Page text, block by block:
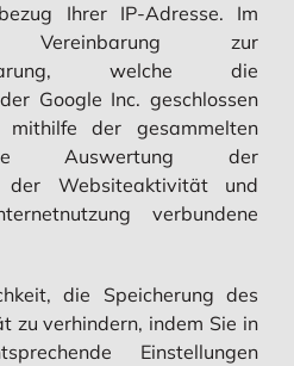
Ihrer IP-Adresse. Im
zur
welche die
Google Inc. geschlossen
der gesammelten
Auswertung der
der Websiteaktivität und
verbundene
die Speicherung des
zu verhindern, indem Sie in
Einstellungen